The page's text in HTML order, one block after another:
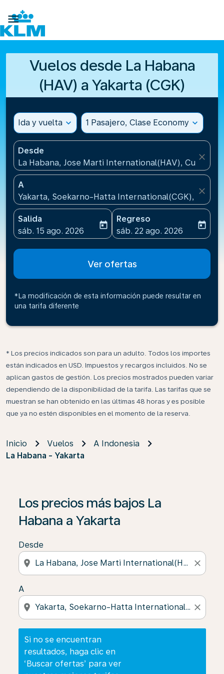

Vuelos desde La Habana
(HAV) a Yakarta (CGK)
Ida y vuelta expand_more 1 Pasajero, Clase Economy expand_more
Desde
La Habana, Jose Marti International(HAV), Cuba
close
A
Yakarta, Soekarno-Hatta International(CGK),
close
Salida
fc-booking-departure-date-aria-label
sáb. 15 ago. 2026
today
Regreso
fc-booking-return-date-
sáb. 22 ago. 2026
today
Ver ofertas
*La modificación de esta información puede resultar en
una tarifa diferente
* Los precios indicados son para un adulto. Todos los importes
están indicados en USD. Impuestos y recargos incluidos. No se
aplican gastos de gestión. Los precios mostrados pueden variar
dependiendo de la disponibilidad de la tarifa. Las tarifas que se
muestran se han obtenido en las últimas 48 horas y es posible
que ya no estén disponibles en el momento de la reserva.
Inicio Vuelos
A Indonesia
La Habana - Yakarta
Los precios más bajos La
Habana a Yakarta
Desde
location_on close
A
location_on close
Si no se encuentran
resultados, haga clic en
‘Buscar ofertas’ para ver
Si no se encuentran resultados, haga clic en ‘Buscar